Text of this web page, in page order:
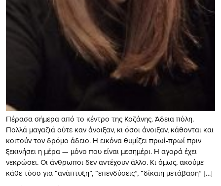
Πέρασα σήμερα από το κέντρο της Κοζάνης. Άδεια πόλη.
Πολλά μαγαζιά ούτε καν άνοιξαν, κι όσοι άνοιξαν, κάθονται και
κοιτούν τον δρόμο άδειο. Η εικόνα θυμίζει πρωί-πρωί πριν
ξεκινήσει η μέρα — μόνο που είναι μεσημέρι. Η αγορά έχει
νεκρώσει. Οι άνθρωποι δεν αντέχουν άλλο. Κι όμως, ακούμε
κάθε τόσο για “ανάπτυξη”, “επενδύσεις”, “δίκαιη μετάβαση” […]